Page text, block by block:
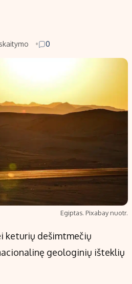
Indėliai
Indėlių skaičiuoklė
0
Egiptas. Pixabay nuotr.
keturių dešimtmečių
geologinių išteklių